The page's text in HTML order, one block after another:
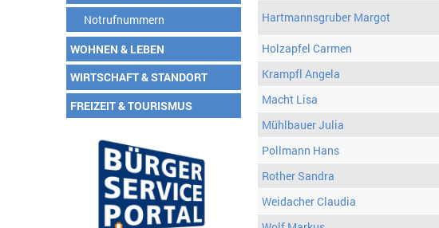
Notrufnummern
WOHNEN & LEBEN
WIRTSCHAFT & STANDORT
FREIZEIT & TOURISMUS
Hartmannsgruber Margot
Holzapfel Carmen
Krampfl Angela
Macht Lisa
Mühlbauer Julia
Pollmann Hans
Rother Sandra
Weidacher Claudia